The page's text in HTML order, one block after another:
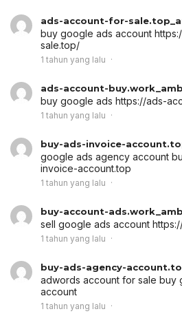
ads-account-for-
buy google ads account
sale.top/
1 tahun yang lalu
ads-account-
buy google ads https://ads-
1 tahun yang lalu
buy-ads-invoice-
google ads agency account
invoice-account.top
1 tahun yang lalu
buy-account-
sell google ads account
1 tahun yang lalu
buy-ads-agency-
adwords account for sale buy
account
1 tahun yang lalu